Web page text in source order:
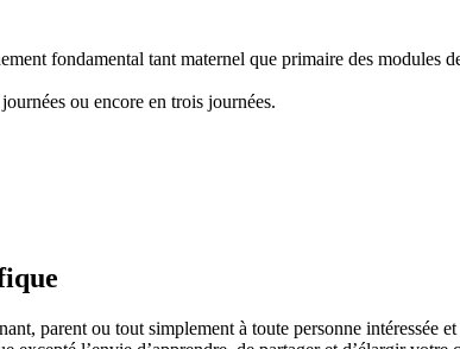
fondamental tant maternel que primaire des
ou encore en trois journées.
parent ou tout simplement à toute personne intéressée